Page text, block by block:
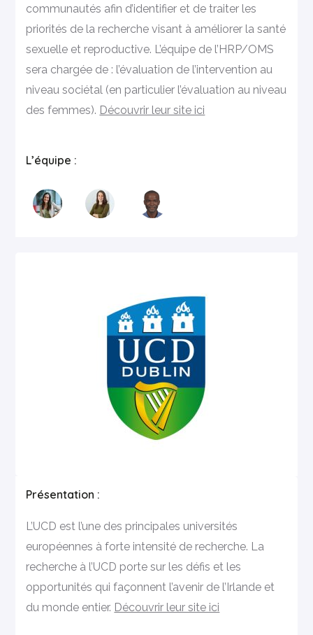
communautés afin d’identifier et de traiter les
priorités de la recherche visant à améliorer la santé
sexuelle et reproductive. L’équipe de l’HRP/OMS
sera chargée de : l’évaluation de l’intervention au
niveau sociétal (en particulier l’évaluation au niveau
des femmes). Découvrir leur site ici
L’équipe :
Présentation :
L’UCD est l’une des principales universités
européennes à forte intensité de recherche. La
recherche à l’UCD porte sur les défis et les
opportunités qui façonnent l’avenir de l’Irlande et
du monde entier. Découvrir leur site ici